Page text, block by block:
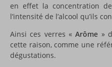
en effet la concentration
l’intensité de l’alcool qu’ils
Ainsi ces verres «Arôme »
cette raison, comme une
dégustations.